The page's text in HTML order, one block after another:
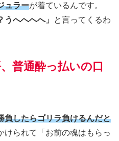
ュラーが着ているんです。
うへへへへ」
と言ってくるわ
普通酔っ払いの口
負したらゴリラ負けるんだと
けられて「お前の魂はもらっ